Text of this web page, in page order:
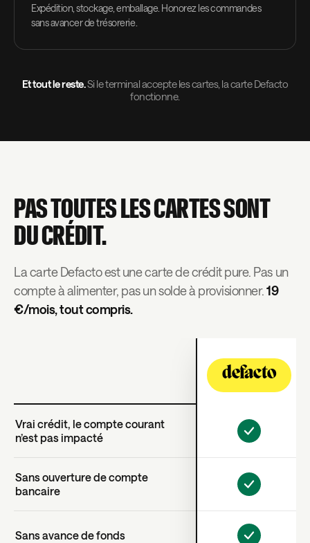
Expédition, stockage, emballage. Honorez les commandes
sans avancer de trésorerie.
Et tout le reste.Si le terminal accepte les cartes, la carte Defacto
fonctionne.
PAS TOUTES LES CARTES SONT
DU CRÉDIT.
La carte Defacto est une carte de crédit pure. Pas un
compte à alimenter, pas un solde à provisionner.19
€/mois, tout compris.
defacto
Vrai crédit, le compte courant
n’est pas impacté
Sans ouverture de compte
bancaire
Sans avance de fonds